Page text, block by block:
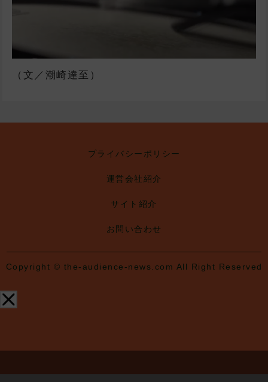
（文／潮崎達至）
プライバシーポリシー
運営会社紹介
サイト紹介
お問い合わせ
Copyright © the-audience-news.com All Right Reserved